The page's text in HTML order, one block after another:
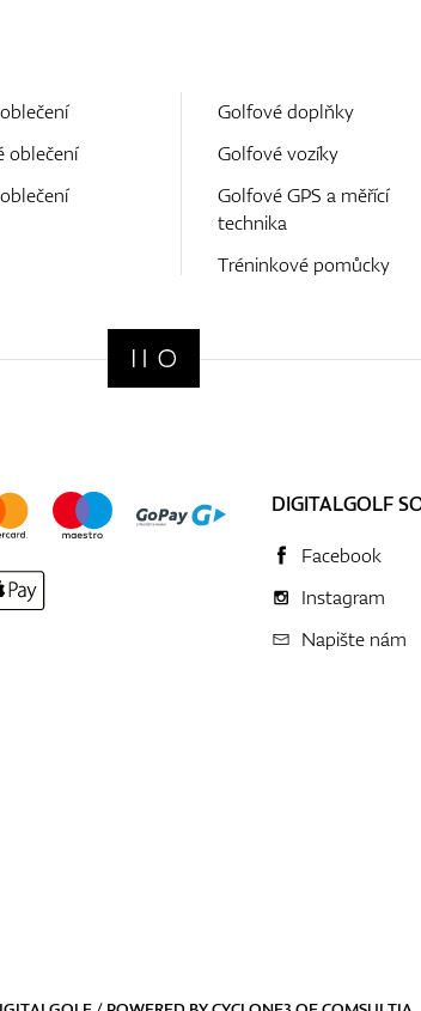
oblečení
Golfové doplňky
Golfové vozíky
Golfové GPS a měřící
technika
Tréninkové pomůcky
DIGITALGOLF
Facebook
Instagram
Napište nám